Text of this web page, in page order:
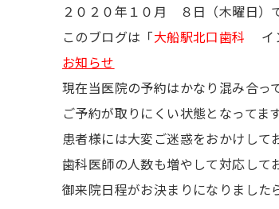
２０２０年１０月 ８日（木曜日）で
このブログは「大船駅北口歯科
イ
お知らせ
現在当医院の予約はかなり混み合っ
ご予約が取りにくい状態となってます
患者様には大変ご迷惑をおかけして
歯科医師の人数も増やして対応して
御来院日程がお決まりになりました